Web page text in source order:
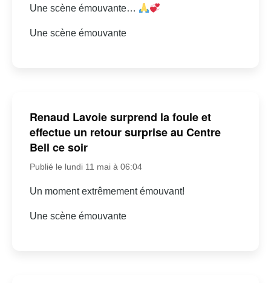
Une scène émouvante…
Une scène émouvante
Renaud Lavoie surprend la foule et
effectue un retour surprise au Centre
Bell ce soir
Publié le lundi 11 mai à 06:04
Un moment extrêmement émouvant!
Une scène émouvante